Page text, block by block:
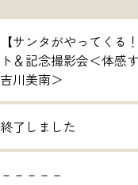
【サンタがやってくる
ト＆記念撮影会＜体感
吉川美南＞
終了しました
－－－－－